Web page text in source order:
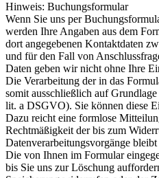
Hinweis: Buchungsformular
Wenn Sie uns per
werden Ihre Angaben aus dem
dort angegebenen Kontaktdaten
und für den Fall von
Daten geben wir nicht ohne Ihre
Die Verarbeitung der in das
somit ausschließlich auf
lit. a DSGVO). Sie können diese
Dazu reicht eine formlose
Rechtmäßigkeit der bis zum
Datenverarbeitungsvorgänge
Die von Ihnen im Formular
bis Sie uns zur Löschung